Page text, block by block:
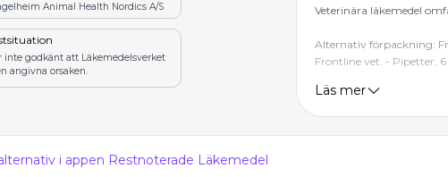
Animal Health Nordics A/S
inte godkänt att Läkemedelsverket
angivna orsaken.
Veterinära läkemedel
Alternativ förpackning:
Frontline vet. - Pipetter, 6
Läs mer
i appen Restnoterade Läkemedel